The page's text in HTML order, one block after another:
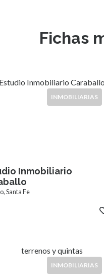
Fichas
INMOBILIARIAS
Inmobiliario
Santa Fe
INMOBILIARIAS